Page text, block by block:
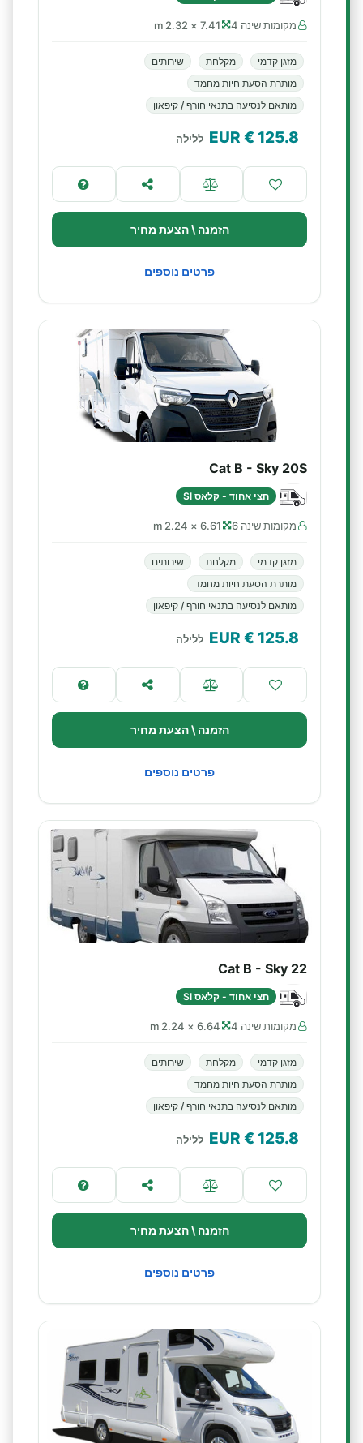
מקומות שינה 4 7.41 × 2.32 m
מזגן קדמי מקלחת
שירותים
מותרת הסעת חיות מחמד
מותאם לנסיעה בתנאי חורף / קיפאון
125.8
€ EUR ללילה
הזמנה \ הצעת מחיר
פרטים נוספים
Cat B - Sky 20S
חצי אחוד - קלאס SI
מקומות שינה 6 6.61 × 2.24 m
מזגן קדמי מקלחת
שירותים
מותרת הסעת חיות מחמד
מותאם לנסיעה בתנאי חורף / קיפאון
125.8
€ EUR ללילה
הזמנה \ הצעת מחיר
פרטים נוספים
Cat B - Sky 22
חצי אחוד - קלאס SI
מקומות שינה 4 6.64 × 2.24 m
מזגן קדמי מקלחת
שירותים
מותרת הסעת חיות מחמד
מותאם לנסיעה בתנאי חורף / קיפאון
125.8
€ EUR ללילה
הזמנה \ הצעת מחיר
פרטים נוספים